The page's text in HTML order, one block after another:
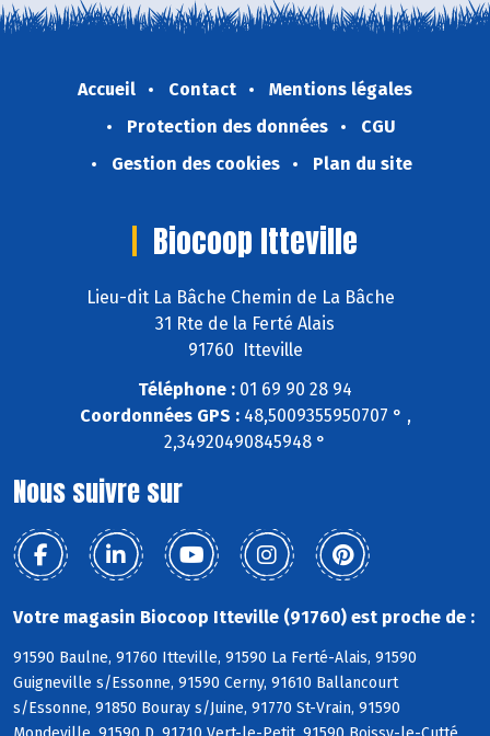
Accueil Contact
Mentions légales
Protection des données
CGU
Gestion des cookies
Plan du site
Biocoop Itteville
Lieu-dit La Bâche Chemin de La Bâche
31 Rte de la Ferté Alais
91760 Itteville
Téléphone : 01 69 90 28 94
Coordonnées GPS :48,5009355950707 ° ,
2,34920490845948 °
Nous suivre sur
Votre magasin Biocoop Itteville (91760) est proche de :
91590 Baulne, 91760 Itteville, 91590 La Ferté-Alais, 91590
Guigneville s/Essonne, 91590 Cerny, 91610 Ballancourt
s/Essonne, 91850 Bouray s/Juine, 91770 St-Vrain, 91590